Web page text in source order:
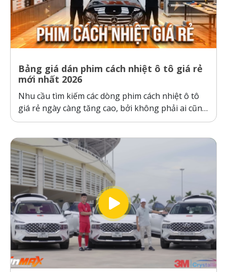
Bảng giá dán phim cách nhiệt ô tô giá rẻ
mới nhất 2026
Nhu cầu tìm kiếm các dòng phim cách nhiệt ô tô
giá rẻ ngày càng tăng cao, bởi không phải ai cũng
sẵn sàng bỏ ra hàng chục triệu đồng cho một gói
hãng” và “hàng giả, hàng nhái”...